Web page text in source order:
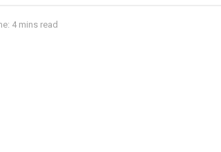
4 mins read